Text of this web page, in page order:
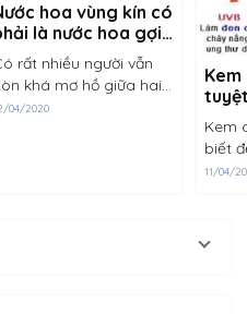
hoa vùng kín có
là nước hoa gợi
rất nhiều người vẫn
khá mơ hồ giữa hai
niệm nước hoa vùng
04/2020
Kem
biết
bảo
11/04/